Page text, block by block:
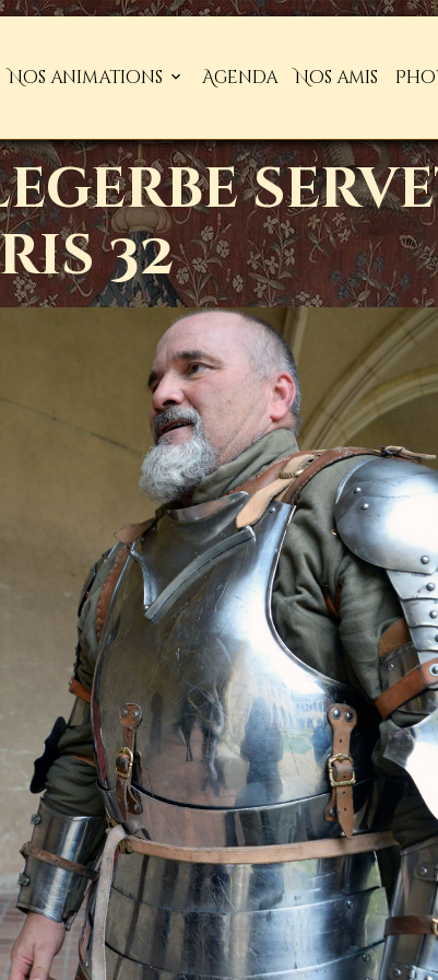
Nos animations Agenda Nos amis
32